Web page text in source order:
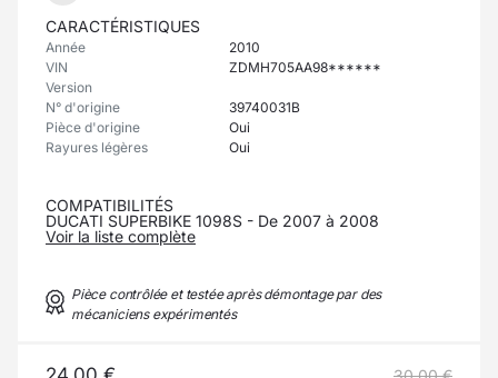
CARACTÉRISTIQUES
Année
2010
VIN
ZDMH705AA98******
Version
N° d'origine
39740031B
Pièce d'origine
Oui
Rayures légères
Oui
COMPATIBILITÉS
DUCATI SUPERBIKE 1098S - De 2007 à 2008
Voir la liste complète
Pièce contrôlée et testée après démontage par des
mécaniciens expérimentés